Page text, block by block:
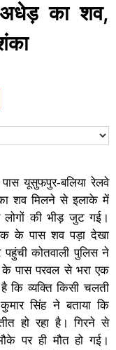
अधेड़ का शव,
यूसुफपुर-बलिया रेलवे
शव मिलने से इलाके में
की भीड़ जुट गई।
के पास शव पड़ा देखा
कोतवाली पुलिस ने
पास परवल से भरा एक
कि व्यक्ति किसी चलती
सिंह ने बताया कि
हो रहा है। गिरने से
पर ही मौत हो गई।